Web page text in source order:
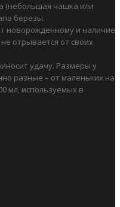
(небольшая чашка или
березы.
новорожденному и наличие
отрывается от своих
удачу. Размеры у
разные – от маленьких на
мл, используемых в